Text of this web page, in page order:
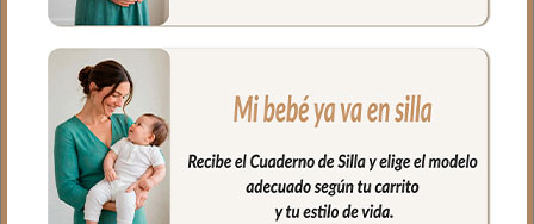
laterales para llevar todo organizado
—ORGANIZADOR Erick (37 × 23 × 11
cm) — la versión compacta que cuelga
del carrito sin que estorbe. Asa larga en el
interior. Bolsillo exterior para el acceso
rápido a lo más usado. En el interior
también bolsillos en todos los laterales